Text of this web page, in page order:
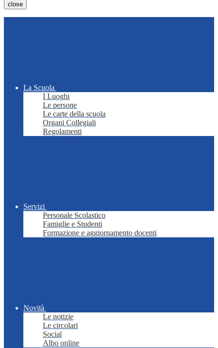
close
La Scuola
I Luoghi
Le persone
Le carte della scuola
Organi Collegiali
Regolamenti
Servizi
Personale Scolastico
Famiglie e Studenti
Formazione e aggiornamento docenti
Novità
Le notizie
Le circolari
Social
Albo online